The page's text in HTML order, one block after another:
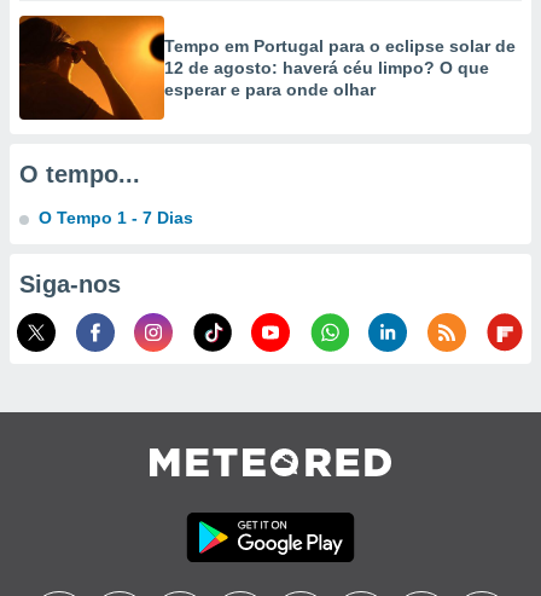
Tempo em Portugal para o eclipse solar de
12 de agosto: haverá céu limpo? O que
esperar e para onde olhar
O tempo...
O Tempo 1 - 7 Dias
Siga-nos